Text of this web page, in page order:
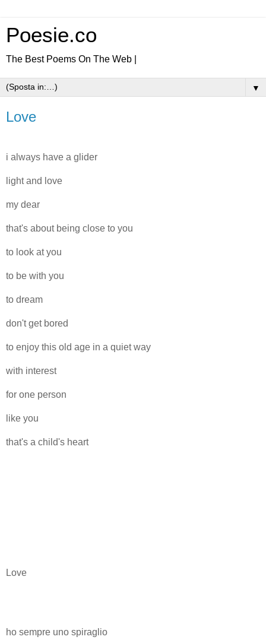
Poesie.co
The Best Poems On The Web |
▼
Love
i always have a glider
light and love
my dear
that's about being close to you
to look at you
to be with you
to dream
don't get bored
to enjoy this old age in a quiet way
with interest
for one person
like you
that's a child's heart
Love
ho sempre uno spiraglio